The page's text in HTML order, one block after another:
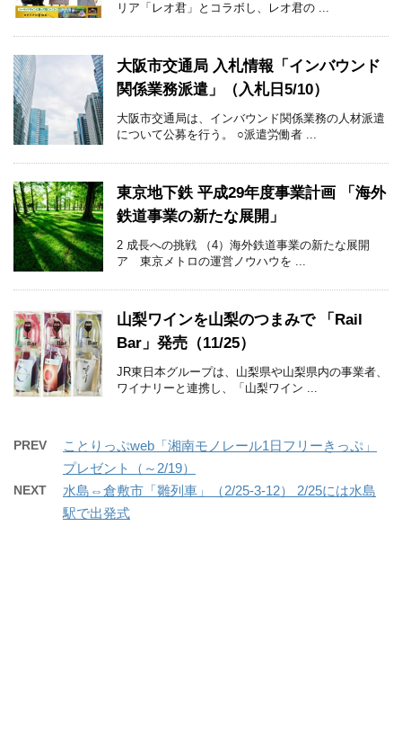
リア「レオ君」とコラボし、レオ君の ...
大阪市交通局 入札情報「インバウンド
関係業務派遣」（入札日5/10）
大阪市交通局は、インバウンド関係業務の人材派遣
について公募を行う。 ○派遣労働者 ...
東京地下鉄 平成29年度事業計画 「海外
鉄道事業の新たな展開」
2 成長への挑戦 （4）海外鉄道事業の新たな展開
ア 東京メトロの運営ノウハウを ...
山梨ワインを山梨のつまみで 「Rail
Bar」発売（11/25）
JR東日本グループは、山梨県や山梨県内の事業者、
ワイナリーと連携し、「山梨ワイン ...
PREV
ことりっぷweb「湘南モノレール1日フリーきっぷ」
プレゼント（～2/19）
NEXT
水島⇔倉敷市「雛列車」（2/25-3-12） 2/25には水島
駅で出発式